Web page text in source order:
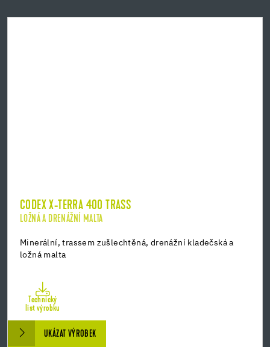
CODEX X-TERRA 400 TRASS
LOŽNÁ A DRENÁŽNÍ MALTA
Minerální, trassem zušlechtěná, drenážní kladečská a
ložná malta
Technický
list výrobku
UKÁZAT VÝROBEK